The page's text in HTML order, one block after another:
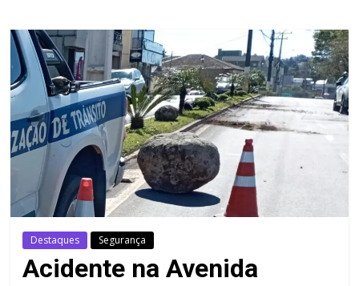
Destaques Segurança
Acidente na Avenida